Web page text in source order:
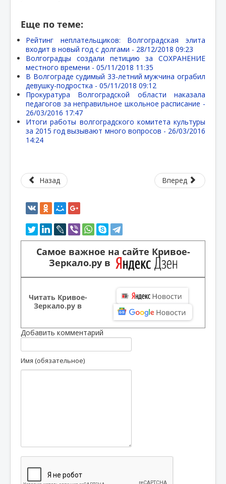
Еще по теме:
Рейтинг неплательщиков: Волгоградская элита
входит в новый год с долгами - 28/12/2018 09:23
Волгоградцы создали петицию за СОХРАНЕНИЕ
местного времени - 05/11/2018 11:35
В Волгограде судимый 33-летний мужчина ограбил
девушку-подростка - 05/11/2018 09:12
Прокуратура Волгоградской области наказала
педагогов за неправильное школьное расписание -
26/03/2016 17:47
Итоги работы волгоградского комитета культуры
за 2015 год вызывают много вопросов - 26/03/2016
14:24
Назад Вперед
Самое важное на сайте Кривое-
Зеркало.ру в
Читать Кривое-
Зеркало.ру в
Добавить комментарий
Имя (обязательное)